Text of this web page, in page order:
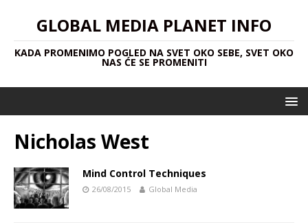
GLOBAL MEDIA PLANET INFO
KADA PROMENIMO POGLED NA SVET OKO SEBE, SVET OKO
NAS ĆE SE PROMENITI
Nicholas West
Mind Control Techniques
26/08/2015 Global Media